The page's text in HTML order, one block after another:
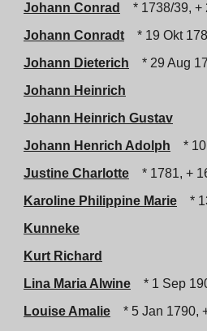
Johann Conrad
* 1738/39, +
Johann Conradt
* 19 Okt
Johann Dieterich
* 29 Aug
Johann Heinrich
Johann Heinrich Gustav
Johann Henrich Adolph
*
Justine Charlotte
* 1781, +
Karoline Philippine Marie
*
Kunneke
Kurt Richard
Lina Maria Alwine
* 1 Sep
Louise Amalie
* 5 Jan 1790,